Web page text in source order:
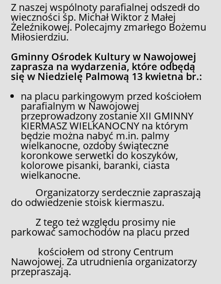
Z naszej wspólnoty parafialnej odszedł do
wieczności śp. Michał Wiktor z Małej
Żeleźnikowej. Polecajmy zmarłego Bożemu
Miłosierdziu.
Gminny Ośrodek Kultury w Nawojowej
zaprasza na wydarzenia, które odbędą
się w Niedzielę Palmową 13 kwietna br.:
na placu parkingowym przed kościołem
parafialnym w Nawojowej
przeprowadzony zostanie XII GMINNY
KIERMASZ WIELKANOCNY na którym
będzie można nabyć m.in. palmy
wielkanocne, ozdoby świąteczne
koronkowe serwetki do koszyków,
kolorowe pisanki, baranki, ciasta
wielkanocne.
Organizatorzy serdecznie zapraszają
do odwiedzenie stoisk kiermaszu.
Z tego też względu prosimy nie
parkować samochodów na placu przed
kościołem od strony Centrum
Nawojowej. Za utrudnienia organizatorzy
przepraszają.